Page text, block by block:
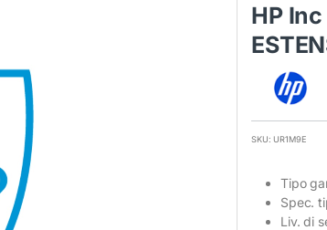
HP
SKU: UR1M9E
Tipo
Spec.
Liv. di